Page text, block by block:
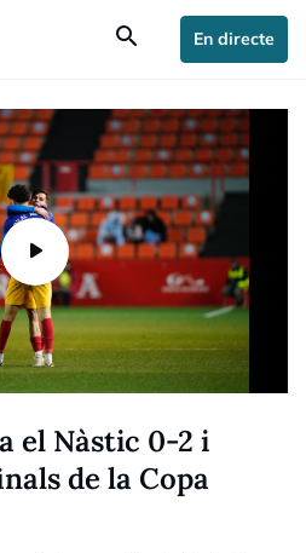
search En directe
el Nàstic 0-2 i
de la Copa